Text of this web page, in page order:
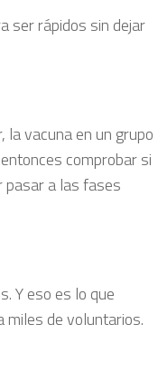
ser rápidos sin dejar
la vacuna en un grupo
comprobar si
pasar a las fases
Y eso es lo que
miles de voluntarios.